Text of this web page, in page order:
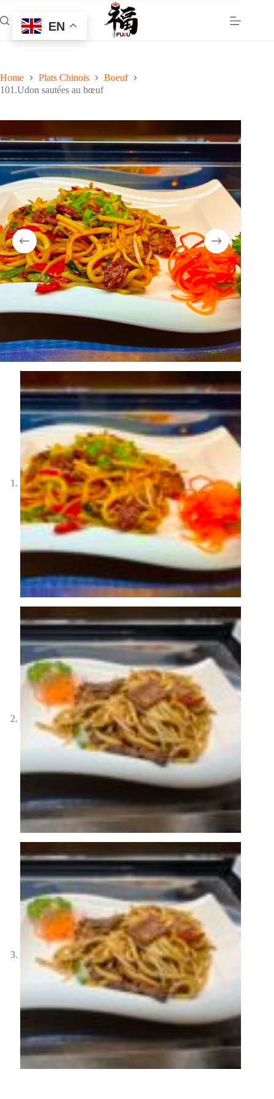
to
content
Home Plats Chinois
Boeuf
101.Udon sautées au bœuf
EN